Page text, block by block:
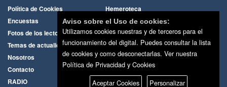
Política de Cookies
Hemeroteca
Encuestas
Cartas de los lectores
Fotos de los lectores
Galerías de imágenes
Temas de actualidad
Principios Editoriales
Nosotros
Publicidad
Contacto
Whatsapp
RADIO
Aviso sobre el Uso de cookies:
Utilizamos cookies nuestras y de terceros para el
funcionamiento del digital. Puedes consultar la lista
de cookies y como desconectarlas. Ver nuestra
Política de Privacidad y Cookies
Aceptar Cookies
Personalizar